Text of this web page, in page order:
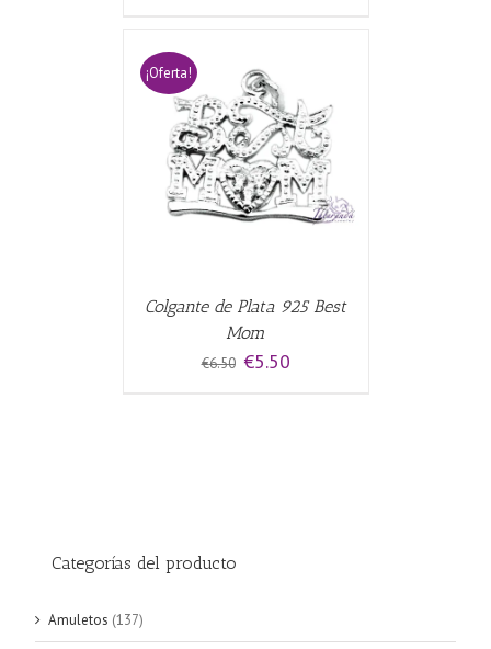
¡Oferta!
Colgante de Plata 925 Best
Mom
€6.50 El
€5.50El
Categorías del producto
Amuletos (137)